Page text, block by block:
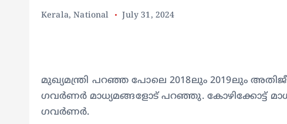
Kerala,National July 31, 2024
മുഖ്യമന്ത്രി പറഞ്ഞ പോലെ 2018ലും 2019ലും
ഗവർണർ മാധ്യമങ്ങളോട് പറഞ്ഞു. കോഴിക്കോട്ട്
ഗവർണർ.